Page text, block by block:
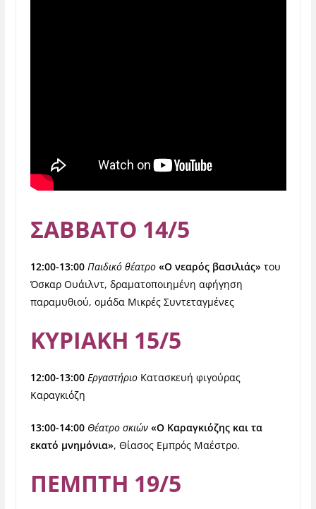
ΣΑΒΒΑΤΟ 14/5
12:00-13:00 Παιδικό θέατρο «Ο νεαρός βασιλιάς» του
Όσκαρ Ουάιλντ, δραματοποιημένη αφήγηση
παραμυθιού, ομάδα Μικρές Συντεταγμένες
ΚΥΡΙΑΚΗ 15/5
12:00-13:00 Εργαστήριο Κατασκευή φιγούρας
Καραγκιόζη
13:00-14:00 Θέατρο σκιών «Ο Καραγκιόζης και τα
εκατό μνημόνια», Θίασος Εμπρός Μαέστρο.
ΠΕΜΠΤΗ 19/5